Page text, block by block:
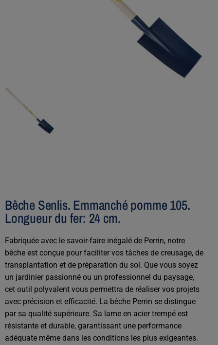
Bêche Senlis. Emmanché pomme 105.
Longueur du fer: 24 cm.
Fabriquée avec le savoir-faire inégalé de Perrin, notre
bêche est conçue pour faciliter vos tâches de creusage, de
transplantation et de préparation du sol. Que vous soyez
un jardinier passionné ou un professionnel du paysage,
cet outil polyvalent vous permettra de réaliser vos projets
avec précision et efficacité. La bêche Perrin se distingue
par sa qualité supérieure. Sa lame en acier trempé est
résistante et durable, garantissant une performance
adéquate même dans les conditions les plus exigeantes.